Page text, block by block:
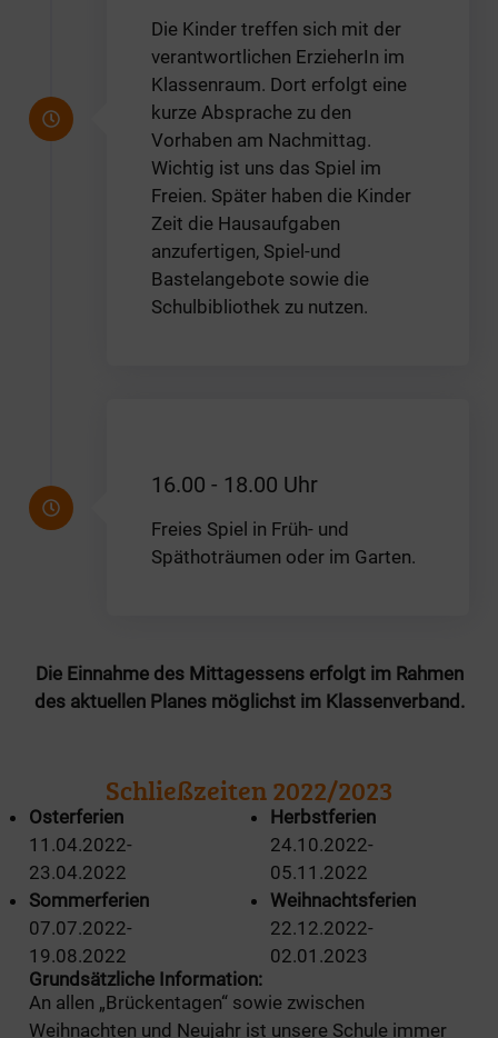
Die Kinder treffen sich mit der
verantwortlichen ErzieherIn im
Klassenraum. Dort erfolgt eine
kurze Absprache zu den
Vorhaben am Nachmittag.
Wichtig ist uns das Spiel im
Freien. Später haben die Kinder
Zeit die Hausaufgaben
anzufertigen, Spiel-und
Bastelangebote sowie die
Schulbibliothek zu nutzen.
16.00 - 18.00 Uhr
Freies Spiel in Früh- und
Späthoträumen oder im Garten.
Die Einnahme des Mittagessens erfolgt im Rahmen
des aktuellen Planes möglichst im Klassenverband.
Schließzeiten 2022/2023
Osterferien
11.04.2022-
23.04.2022
Sommerferien
07.07.2022-
19.08.2022
Herbstferien
24.10.2022-
05.11.2022
Weihnachtsferien
22.12.2022-
02.01.2023
Grundsätzliche Information:
An allen „Brückentagen“ sowie zwischen
Weihnachten und Neujahr ist unsere Schule immer